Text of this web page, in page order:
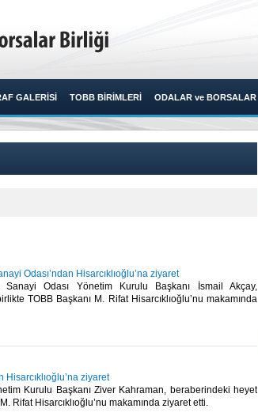
GALERİSİ TOBB BİRİMLERİ ODALAR ve BORSALAR
Odası’ndan Hisarcıklıoğlu’na ziyaret
Odası Yönetim Kurulu Başkanı İsmail Akçay,
TOBB Başkanı M. Rifat Hisarcıklıoğlu’nu makamında
Hisarcıklıoğlu’na ziyaret
Kurulu Başkanı Ziver Kahraman, beraberindeki heyet
Rifat Hisarcıklıoğlu’nu makamında ziyaret etti.​